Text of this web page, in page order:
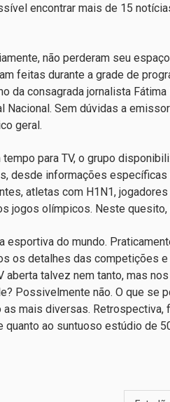
encontrar mais de 15
não perderam seu
feitas durante a grade de
da consagrada jornalista Fátima
Sem dúvidas a
geral.
para TV, o grupo
desde informações
atletas com H1N1,
jogos olímpicos. Neste
do mundo.
os detalhes das competições e
aberta talvez nem tanto, mas
Possivelmente não. O que se
mais diversas. Retrospectiva,
ao suntuoso estúdio de